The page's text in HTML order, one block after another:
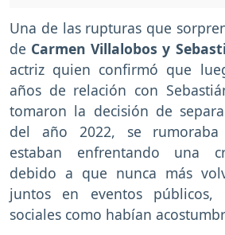
Una de las rupturas que
de Carmen Villalobos y
actriz quien confirmó que
años de relación con
tomaron la decisión de
del año 2022, se
estaban enfrentando una
debido a que nunca más
juntos en eventos
sociales como habían